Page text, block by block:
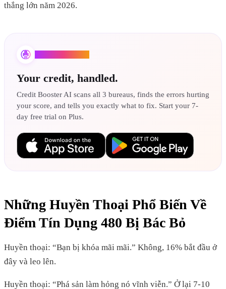
thắng lớn năm 2026.
Your credit, handled.
Credit Booster AI scans all 3 bureaus, finds the errors hurting
your score, and tells you exactly what to fix. Start your 7-
day free trial on Plus.
Những Huyền Thoại Phổ Biến Về
Điểm Tín Dụng 480 Bị Bác Bỏ
Huyền thoại: “Bạn bị khóa mãi mãi.” Không, 16% bắt đầu ở
đây và leo lên.
Huyền thoại: “Phá sản làm hỏng nó vĩnh viễn.” Ở lại 7-10